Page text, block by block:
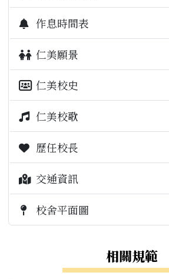
作息時間表
仁美願景
仁美校史
仁美校歌
歷任校長
交通資訊
校舍平面圖
相關規範